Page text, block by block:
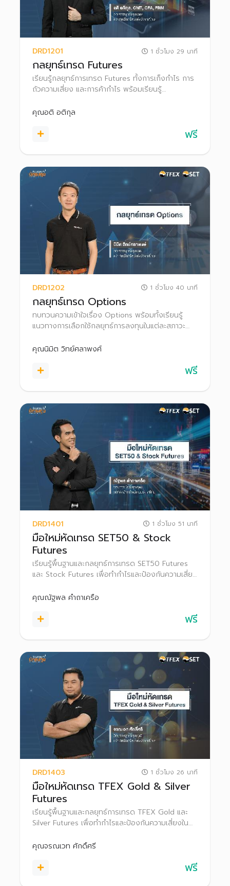
DRD1201 1 ชั่วโมง 29 นาที
กลยุทธ์เทรด Futures
เรียนรู้กลยุทธ์การเทรด Futures ทั้งการเก็งกําไร การ
ถัวความเสี่ยง และการค้ากําไร พร้อมเรียนรู้
คุณอติ อติกุล
ฟรี
DRD1202 1 ชั่วโมง 40 นาที
กลยุทธ์เทรด Options
ทบทวนความเข้าใจเรื่อง Options พร้อมทั้งเรียนรู้
แนวทางการเลือกใช้กลยุทธ์การลงทุนในแต่ละสภาวะ
ตัดสินใจในการเทรด Options
คุณนิมิต วิทย์ศลาพงศ์
ฟรี
DRD1401 1 ชั่วโมง 51 นาที
มือใหม่หัดเทรด SET50 & Stock
Futures
เรียนรู้พื้นฐานและกลยุทธ์การเทรด SET50 Futures
และ Stock Futures เพื่อทำกำไรและป้องกันความเสี่ยง
คุณณัฐพล คำถาเครือ
ฟรี
DRD1403 1 ชั่วโมง 26 นาที
มือใหม่หัดเทรด TFEX Gold & Silver
Futures
เรียนรู้พื้นฐานและกลยุทธ์การเทรด TFEX Gold และ
Silver Futures เพื่อทำกำไรและป้องกันความเสี่ยงใน
คุณจรณเวท ศักดิ์ศรี
ฟรี